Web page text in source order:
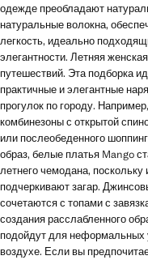
одежде преобладают
натуральные волокна,
легкость, идеально
элегантности. Летняя
путешествий. Эта подборка
практичные и элегантные
прогулок по городу.
комбинезоны с открытой
или послеобеденного
образ, белые платья Mango
летнего чемодана, поскольку
подчеркивают загар.
сочетаются с топами с
создания расслабленного
подойдут для неформальных
воздухе. Если вы